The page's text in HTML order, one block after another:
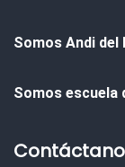
Somos Andi del
Somos escuela